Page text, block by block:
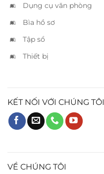
Dụng cụ văn phòng
Bìa hồ sơ
Tập sổ
Thiết bị
KẾT NỐI VỚI CHÚNG TÔI
VỀ CHÚNG TÔI